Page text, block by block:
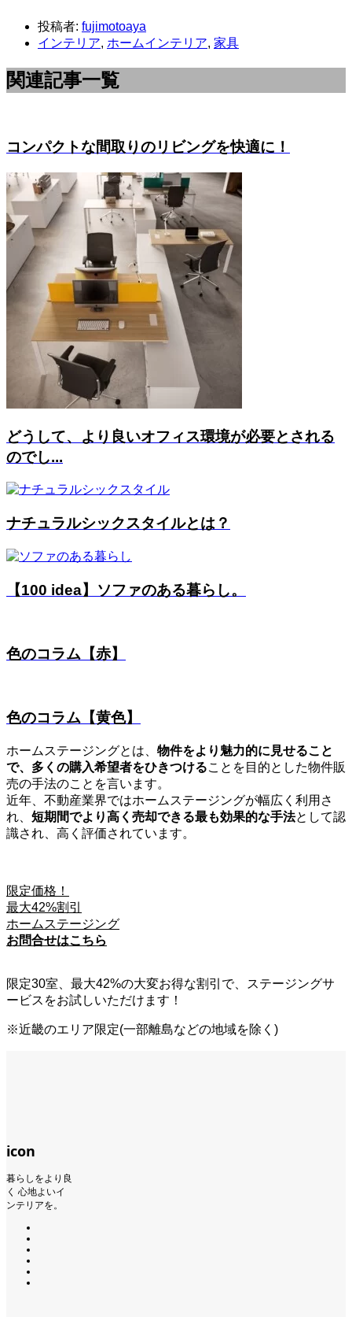
投稿者: fujimotoaya
インテリア, ホームインテリア, 家具
関連記事一覧
コンパクトな間取りのリビングを快適に！
どうして、より良いオフィス環境が必要とされる
のでし...
ナチュラルシックスタイルとは？
【100 idea】ソファのある暮らし。
色のコラム【赤】
色のコラム【黄色】
ホームステージングとは、 物件をより魅力的に見せること
で、多くの購入希望者をひきつけることを目的とした物件販
売の手法のことを言います。
近年、不動産業界ではホームステージングが幅広く利用さ
れ、 短期間でより高く売却できる最も効果的な手法として認
識され、高く評価されています。
限定価格！
最大42%割引
ホームステージング
お問合せはこちら
限定30室、最大42%の大変お得な割引で、ステージングサ
ービスをお試しいただけます！
※近畿のエリア限定(一部離島などの地域を除く)
icon
暮らしをより良
く 心地よいイ
ンテリアを。